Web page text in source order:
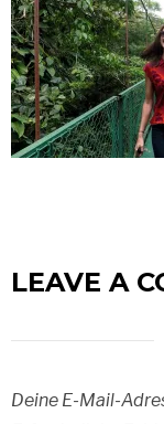
LEAVE A
Deine E-Mail-